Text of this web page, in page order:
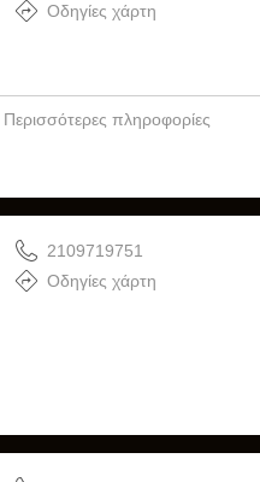
Οδηγίες χάρτη
Περισσότερες πληροφορίες
2109719751
Οδηγίες χάρτη